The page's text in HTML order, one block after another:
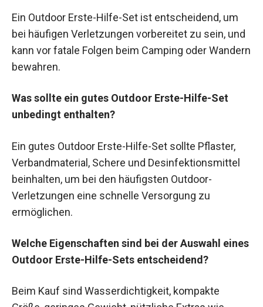
Ein Outdoor Erste-Hilfe-Set ist entscheidend, um
bei häufigen Verletzungen vorbereitet zu sein, und
kann vor fatale Folgen beim Camping oder Wandern
bewahren.
Was sollte ein gutes Outdoor Erste-Hilfe-Set
unbedingt enthalten?
Ein gutes Outdoor Erste-Hilfe-Set sollte Pflaster,
Verbandmaterial, Schere und Desinfektionsmittel
beinhalten, um bei den häufigsten Outdoor-
Verletzungen eine schnelle Versorgung zu
ermöglichen.
Welche Eigenschaften sind bei der Auswahl eines
Outdoor Erste-Hilfe-Sets entscheidend?
Beim Kauf sind Wasserdichtigkeit, kompakte